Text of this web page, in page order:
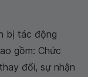
bị tác động
gồm: Chức
đổi, sự nhận